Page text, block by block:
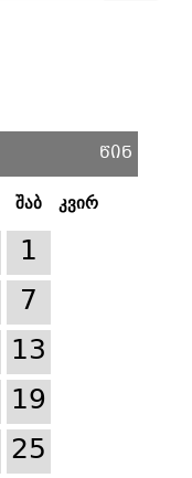
წინ
შაბ კვირ
1
7
13
19
25